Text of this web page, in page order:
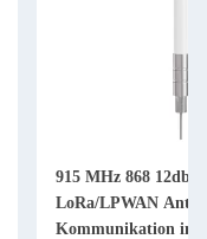
915 MHz 868 12dbi
LoRa/LPWAN
Kommunikation im